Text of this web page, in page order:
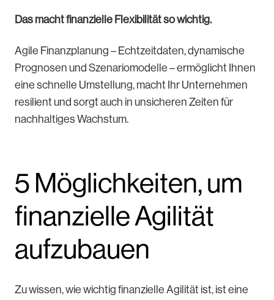
Das macht finanzielle Flexibilität so wichtig.
Agile Finanzplanung – Echtzeitdaten, dynamische
Prognosen und Szenariomodelle – ermöglicht Ihnen
eine schnelle Umstellung, macht Ihr Unternehmen
resilient und sorgt auch in unsicheren Zeiten für
nachhaltiges Wachstum.
5 Möglichkeiten, um
finanzielle Agilität
aufzubauen
Zu wissen, wie wichtig finanzielle Agilität ist, ist eine